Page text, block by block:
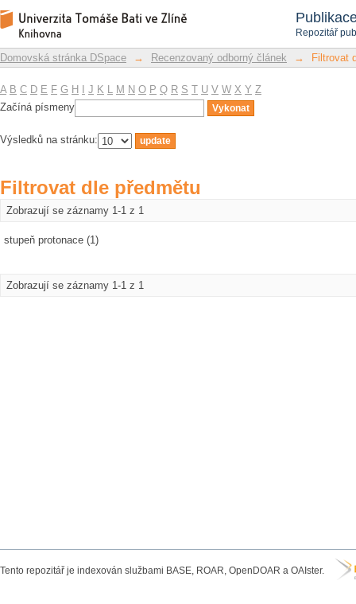
Repozitář
Filtrovat dle předmětu
Repozitář DSpace/Manakin
Domovská stránka DSpace → Recenzovaný odborný článek → Filtrovat
A B C D E F G H J K L M N O P Q R S T U V W X Y Z
Začíná písmeny
Výsledků na stránku:
Filtrovat dle předmětu
Zobrazují se záznamy 1-1 z 1
stupeň protonace (1)
Zobrazují se záznamy 1-1 z 1
Tento repozitář je indexován službami BASE, ROAR, OpenDOAR a OAIster.